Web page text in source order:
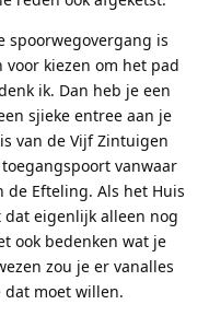
spoorwegovergang is
kiezen om het pad
ik. Dan heb je een
sjieke entree aan je
van de Vijf Zintuigen
vanwaar
Efteling. Als het Huis
eigenlijk alleen nog
ook bedenken wat je
zou je er vanalles
dat moet willen.